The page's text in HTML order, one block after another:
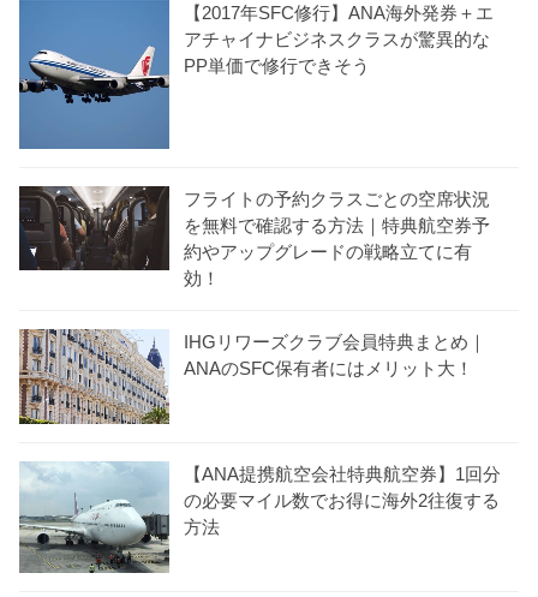
【2017年SFC修行】ANA海外発券＋エ
アチャイナビジネスクラスが驚異的な
PP単価で修行できそう
フライトの予約クラスごとの空席状況
を無料で確認する方法｜特典航空券予
約やアップグレードの戦略立てに有
効！
IHGリワーズクラブ会員特典まとめ｜
ANAのSFC保有者にはメリット大！
【ANA提携航空会社特典航空券】1回分
の必要マイル数でお得に海外2往復する
方法